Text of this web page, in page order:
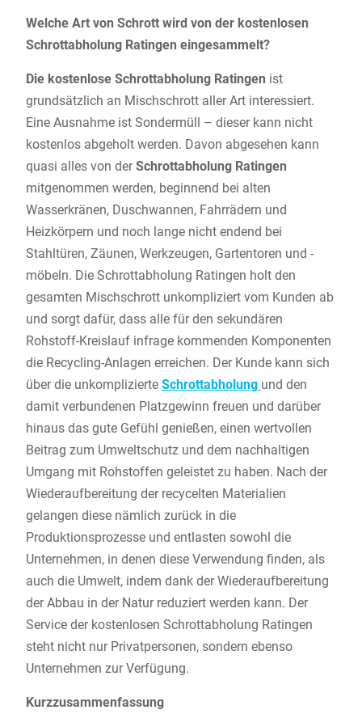
Welche Art von Schrott wird von der kostenlosen
Schrottabholung Ratingen eingesammelt?
Die kostenlose Schrottabholung Ratingen ist
grundsätzlich an Mischschrott aller Art interessiert.
Eine Ausnahme ist Sondermüll – dieser kann nicht
kostenlos abgeholt werden. Davon abgesehen kann
quasi alles von derSchrottabholung Ratingen
mitgenommen werden, beginnend bei alten
Wasserkränen, Duschwannen, Fahrrädern und
Heizkörpern und noch lange nicht endend bei
Stahltüren, Zäunen, Werkzeugen, Gartentoren und -
möbeln. Die Schrottabholung Ratingen holt den
gesamten Mischschrott unkompliziert vom Kunden ab
und sorgt dafür, dass alle für den sekundären
Rohstoff-Kreislauf infrage kommenden Komponenten
die Recycling-Anlagen erreichen. Der Kunde kann sich
über die unkomplizierte Schrottabholung und den
damit verbundenen Platzgewinn freuen und darüber
hinaus das gute Gefühl genießen, einen wertvollen
Beitrag zum Umweltschutz und dem nachhaltigen
Umgang mit Rohstoffen geleistet zu haben. Nach der
Wiederaufbereitung der recycelten Materialien
gelangen diese nämlich zurück in die
Produktionsprozesse und entlasten sowohl die
Unternehmen, in denen diese Verwendung finden, als
auch die Umwelt, indem dank der Wiederaufbereitung
der Abbau in der Natur reduziert werden kann. Der
Service der kostenlosen Schrottabholung Ratingen
steht nicht nur Privatpersonen, sondern ebenso
Unternehmen zur Verfügung.
Kurzzusammenfassung